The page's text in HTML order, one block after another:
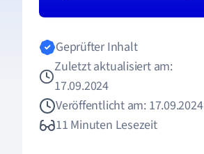
Geprüfter Inhalt
Zuletzt aktualisiert am:
17.09.2024
Veröffentlicht am: 17.09.2024
11 Minuten Lesezeit